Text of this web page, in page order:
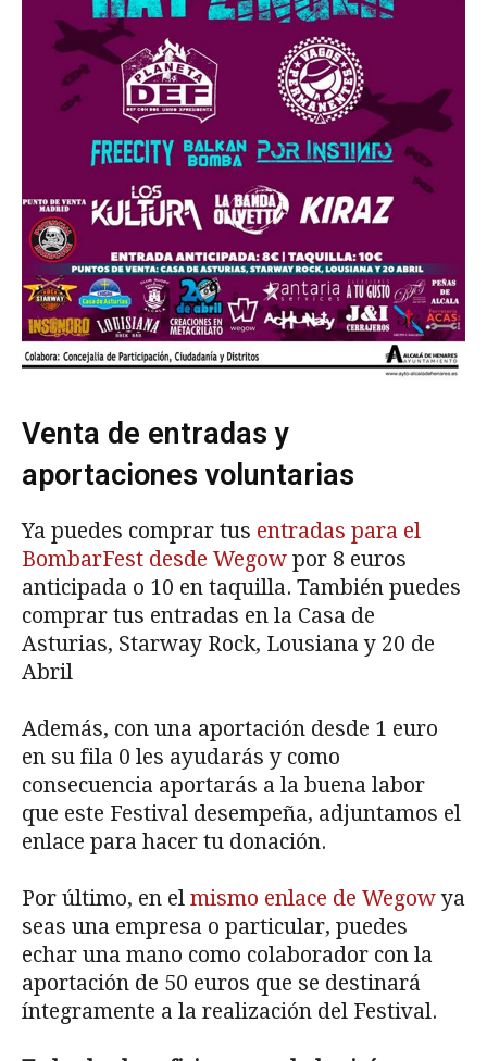
Venta de entradas y
aportaciones voluntarias
Ya puedes comprar tus entradas para el
BombarFest desde Wegow por 8 euros
anticipada o 10 en taquilla. También puedes
comprar tus entradas en la Casa de
Asturias, Starway Rock, Lousiana y 20 de
Abril
Además, con una aportación desde 1 euro
en su fila 0 les ayudarás y como
consecuencia aportarás a la buena labor
que este Festival desempeña, adjuntamos el
enlace para hacer tu donación.
Por último, en el mismo enlace de Wegowya
seas una empresa o particular, puedes
echar una mano como colaborador con la
aportación de 50 euros que se destinará
íntegramente a la realización del Festival.